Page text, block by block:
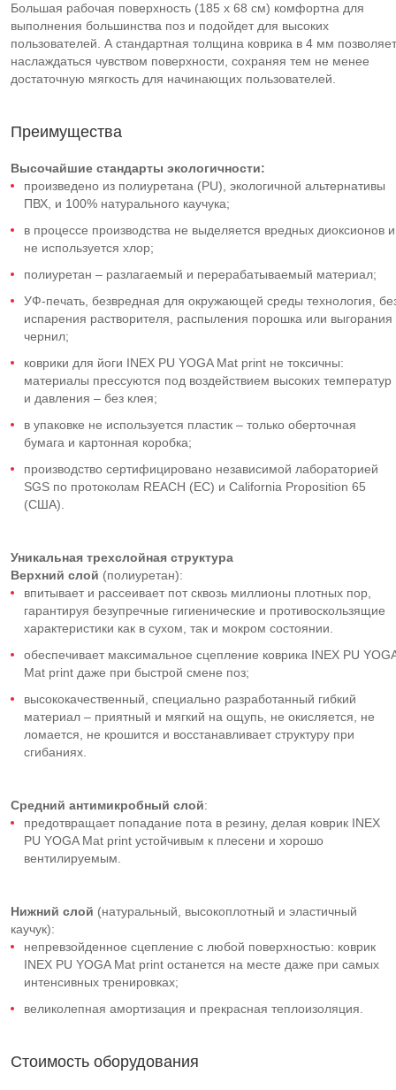
Большая рабочая поверхность (185 х 68 см) комфортна для
выполнения большинства поз и подойдет для высоких
пользователей. А стандартная толщина коврика в 4 мм позволяет
наслаждаться чувством поверхности, сохраняя тем не менее
достаточную мягкость для начинающих пользователей.
Преимущества
Высочайшие стандарты экологичности:
произведено из полиуретана (PU), экологичной альтернативы
ПВХ, и 100% натурального каучука;
в процессе производства не выделяется вредных диоксионов и
не используется хлор;
полиуретан – разлагаемый и перерабатываемый материал;
УФ-печать, безвредная для окружающей среды технология,
испарения растворителя, распыления порошка или выгорания
чернил;
коврики для йоги INEX PU YOGA Mat print не токсичны:
материалы прессуются под воздействием высоких температур
и давления – без клея;
в упаковке не используется пластик – только оберточная
бумага и картонная коробка;
производство сертифицировано независимой лабораторией
SGS по протоколам REACH (ЕС) и California Proposition 65
(США).
Уникальная трехслойная структура
Верхний слой (полиуретан):
впитывает и рассеивает пот сквозь миллионы плотных пор,
гарантируя безупречные гигиенические и противоскользящие
характеристики как в сухом, так и мокром состоянии.
обеспечивает максимальное сцепление коврика INEX PU
Mat print даже при быстрой смене поз;
высококачественный, специально разработанный гибкий
материал – приятный и мягкий на ощупь, не окисляется, не
ломается, не крошится и восстанавливает структуру при
сгибаниях.
Средний антимикробный слой:
предотвращает попадание пота в резину, делая коврик INEX
PU YOGA Mat print устойчивым к плесени и хорошо
вентилируемым.
Нижний слой (натуральный, высокоплотный и эластичный
каучук):
непревзойденное сцепление с любой поверхностью: коврик
INEX PU YOGA Mat print останется на месте даже при самых
интенсивных тренировках;
великолепная амортизация и прекрасная теплоизоляция.
Стоимость оборудования